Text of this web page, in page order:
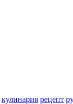
кулинария рецепт